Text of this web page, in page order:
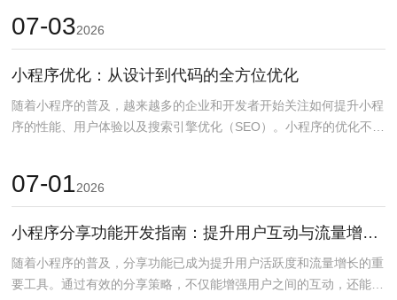
07-032026
小程序优化：从设计到代码的全方位优化
随着小程序的普及，越来越多的企业和开发者开始关注如何提升小程
序的性能、用户体验以及搜索引擎优化（SEO）。小程序的优化不仅
07-012026
小程序分享功能开发指南：提升用户互动与流量增长技巧
随着小程序的普及，分享功能已成为提升用户活跃度和流量增长的重
要工具。通过有效的分享策略，不仅能增强用户之间的互动，还能大